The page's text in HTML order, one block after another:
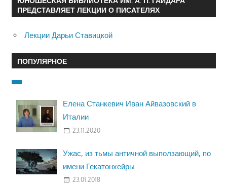
ПРЕДСТАВЛЯЕТ ЛЕКЦИИ О ПИСАТЕЛЯХ
Лекции Дарьи Ставицкой
ПОПУЛЯРНОЕ
Елена Станкевич Иван Айвазовский в
Италии
23.11.2020
Ужас, из тьмы античной выползающий, по
имени Гекатонхейры
23.01.2018